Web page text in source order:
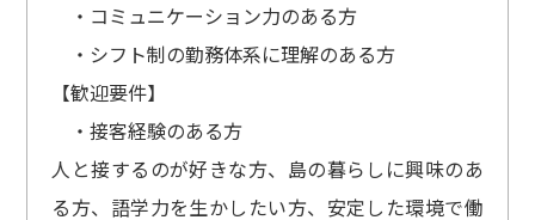
・コミュニケーション力のある方
・シフト制の勤務体系に理解のある方
【歓迎要件】
・接客経験のある方
人と接するのが好きな方、島の暮らしに興味のあ
る方、語学力を生かしたい方、安定した環境で働